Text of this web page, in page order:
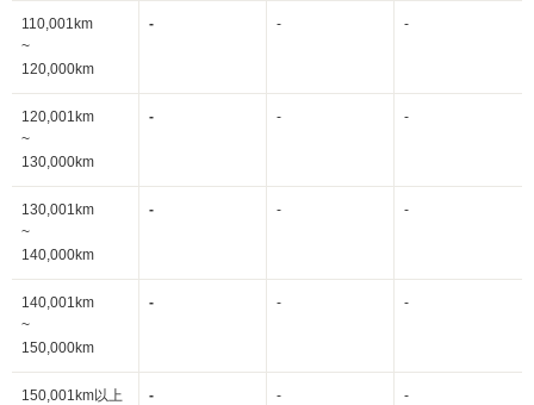
110,001km
~
120,000km
- - -
120,001km
~
130,000km
- - -
130,001km
~
140,000km
- - -
140,001km
~
150,000km
- - -
150,001km以上 - - -